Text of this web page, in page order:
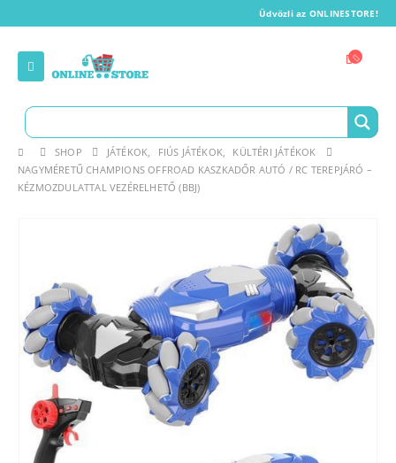
Üdvözli az ONLINESTORE!
SHOP JÁTÉKOK, FIÚS JÁTÉKOK,
KÜLTÉRI JÁTÉKOK
NAGYMÉRETŰ CHAMPIONS OFFROAD KASZKADŐR AUTÓ / RC TEREPJÁRÓ –
KÉZMOZDULATTAL VEZÉRELHETŐ (BBJ)